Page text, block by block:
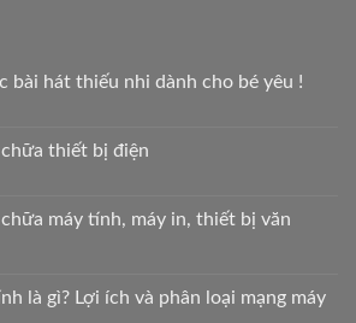
bài hát thiếu nhi dành cho bé yêu !
thiết bị điện
máy tính, máy in, thiết bị văn
là gì? Lợi ích và phân loại mạng máy